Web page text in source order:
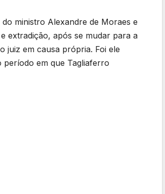
ministro Alexandre de Moraes e
extradição, após se mudar para a
juiz em causa própria. Foi ele
período em que Tagliaferro